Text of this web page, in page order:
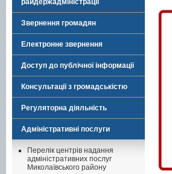
райдержадміністрації
Звернення громадян
Електронне звернення
Доступ до публічної інформації
Консультації з громадськістю
Регуляторна діяльність
Адміністративні послуги
Перелік центрів надання
адміністративних послуг
Миколаївського району